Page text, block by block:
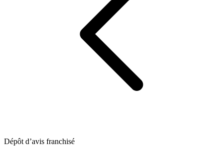
Dépôt d’avis franchisé